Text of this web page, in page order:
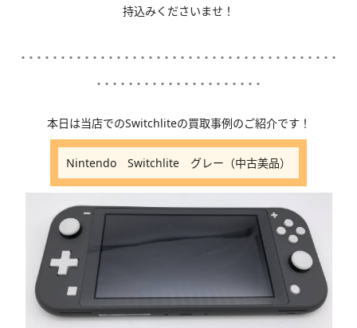
持込みくださいませ！
････････････････････････････････････････
･････････････････････
本日は当店でのSwitchliteの買取事例のご紹介です！
Nintendo Switchlite グレー（中古美品）